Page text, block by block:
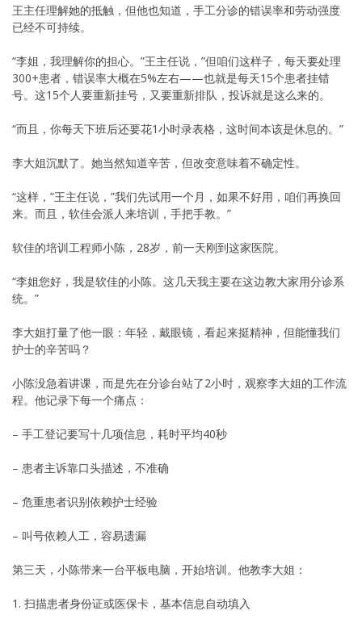
王主任理解她的抵触，但他也知道，手工分诊的错误率和劳动强度
已经不可持续。
“李姐，我理解你的担心。”王主任说，”但咱们这样子，每天要处理
300+患者，错误率大概在5%左右——也就是每天15个患者挂错
号。这15个人要重新挂号，又要重新排队，投诉就是这么来的。
“而且，你每天下班后还要花1小时录表格，这时间本该是休息的。”
李大姐沉默了。她当然知道辛苦，但改变意味着不确定性。
“这样，”王主任说，”我们先试用一个月，如果不好用，咱们再换回
来。而且，软佳会派人来培训，手把手教。”
软佳的培训工程师小陈，28岁，前一天刚到这家医院。
“李姐您好，我是软佳的小陈。这几天我主要在这边教大家用分诊系
统。”
李大姐打量了他一眼：年轻，戴眼镜，看起来挺精神，但能懂我们
护士的辛苦吗？
小陈没急着讲课，而是先在分诊台站了2小时，观察李大姐的工作流
程。他记录下每一个痛点：
– 手工登记要写十几项信息，耗时平均40秒
– 患者主诉靠口头描述，不准确
– 危重患者识别依赖护士经验
– 叫号依赖人工，容易遗漏
第三天，小陈带来一台平板电脑，开始培训。他教李大姐：
1. 扫描患者身份证或医保卡，基本信息自动填入